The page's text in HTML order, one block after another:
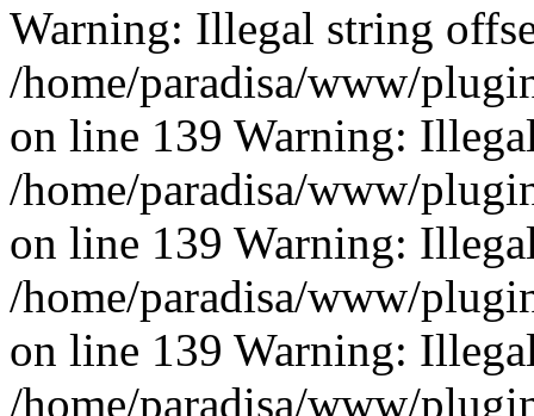
Warning: Illegal string
/home/paradisa/www/
on line 139 Warning:
/home/paradisa/www/
on line 139 Warning:
/home/paradisa/www/
on line 139 Warning:
/home/paradisa/www/